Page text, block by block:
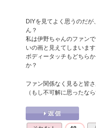
DIYを見てよく思うのだ
ん？
私は伊野ちゃんのファン
いの画と見えてしまいま
ボディータッチもどちら
か？
ファン関係なく見ると皆
（もし不可解に思ったな